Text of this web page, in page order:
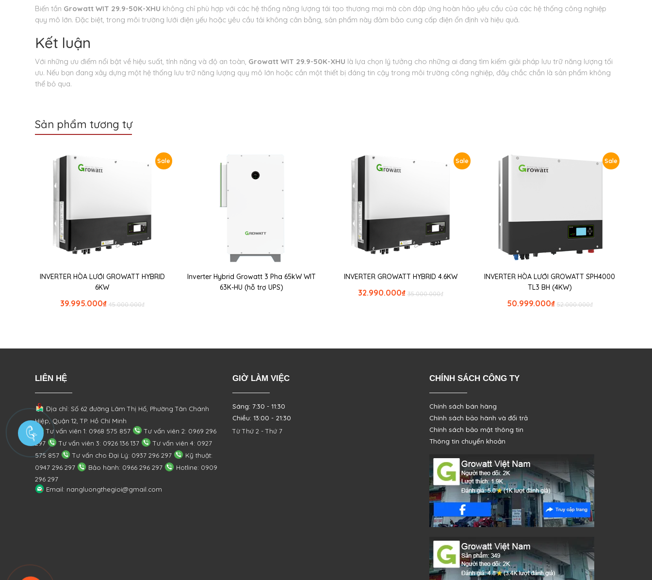
Biến tần Growatt WIT 29.9-50K-XHU không chỉ phù hợp với các hệ thống năng lượng tái tạo thương mại mà còn đáp ứng hoàn hảo yêu cầu của các hệ thống công nghiệp
quy mô lớn. Đặc biệt, trong môi trường lưới điện yếu hoặc yêu cầu tải không cân bằng, sản phẩm này đảm bảo cung cấp điện ổn định và hiệu quả.
Kết luận
Với những ưu điểm nổi bật về hiệu suất, tính năng và độ an toàn, Growatt WIT 29.9-50K-XHU là lựa chọn lý tưởng cho những ai đang tìm kiếm giải pháp lưu trữ năng lượng tối
ưu. Nếu bạn đang xây dựng một hệ thống lưu trữ năng lượng quy mô lớn hoặc cần một thiết bị đáng tin cậy trong môi trường công nghiệp, đây chắc chắn là sản phẩm không
thể bỏ qua.
Sản phẩm tương tự
Sale
INVERTER HÒA LƯỚI GROWATT HYBRID
6KW
₫
45.000.000
₫
39.995.000
Inverter Hybrid Growatt 3 Pha 65kW WIT
63K-HU (hỗ trợ UPS)
Sale
INVERTER GROWATT HYBRID 4.6KW
₫
35.000.000
₫
32.990.000
Sale
INVERTER HÒA LƯỚI GROWATT SPH4000
TL3 BH (4KW)
₫
52.000.000
₫
50.999.000
LIÊN HỆ
Địa chỉ: Số 62 đường Lâm Thị Hố, PhườngTân Chánh
Hiệp, Quận 12, TP. Hồ Chí Minh
Tư vấn viên 1: 0968 575 857
Tư vấn viên 2: 0969 296
297
Tư vấn viên 3: 0926 136 137
Tư vấn viên 4: 0927
575 857
Tư vấn cho Đại Lý: 0937 296 297
Kỹ thuật:
0947 296 297
Bảo hành: 0966 296 297
Hotline: 0909
296 297
Email: nangluongthegioi@gmail.com
GIỜ LÀM VIỆC
Sáng: 7:30 - 11:30
Chiều: 13:00 - 21:30
Từ Thứ 2 - Thứ 7
CHÍNH SÁCH CÔNG TY
Chính sách bán hàng
Chính sách bảo hành và đổi trả
Chính sách bảo mật thông tin
Thông tin chuyển khoản